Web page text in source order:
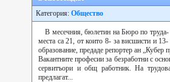
Категория: Общество
В месечния, бюлетин на Бюро по труда-
места са 21, от които 8- за висшисти и
образование, предаде репортер ан „Кубер
Вакантните професии за безработни с
сервитъори и общ работник. На
предлагат...